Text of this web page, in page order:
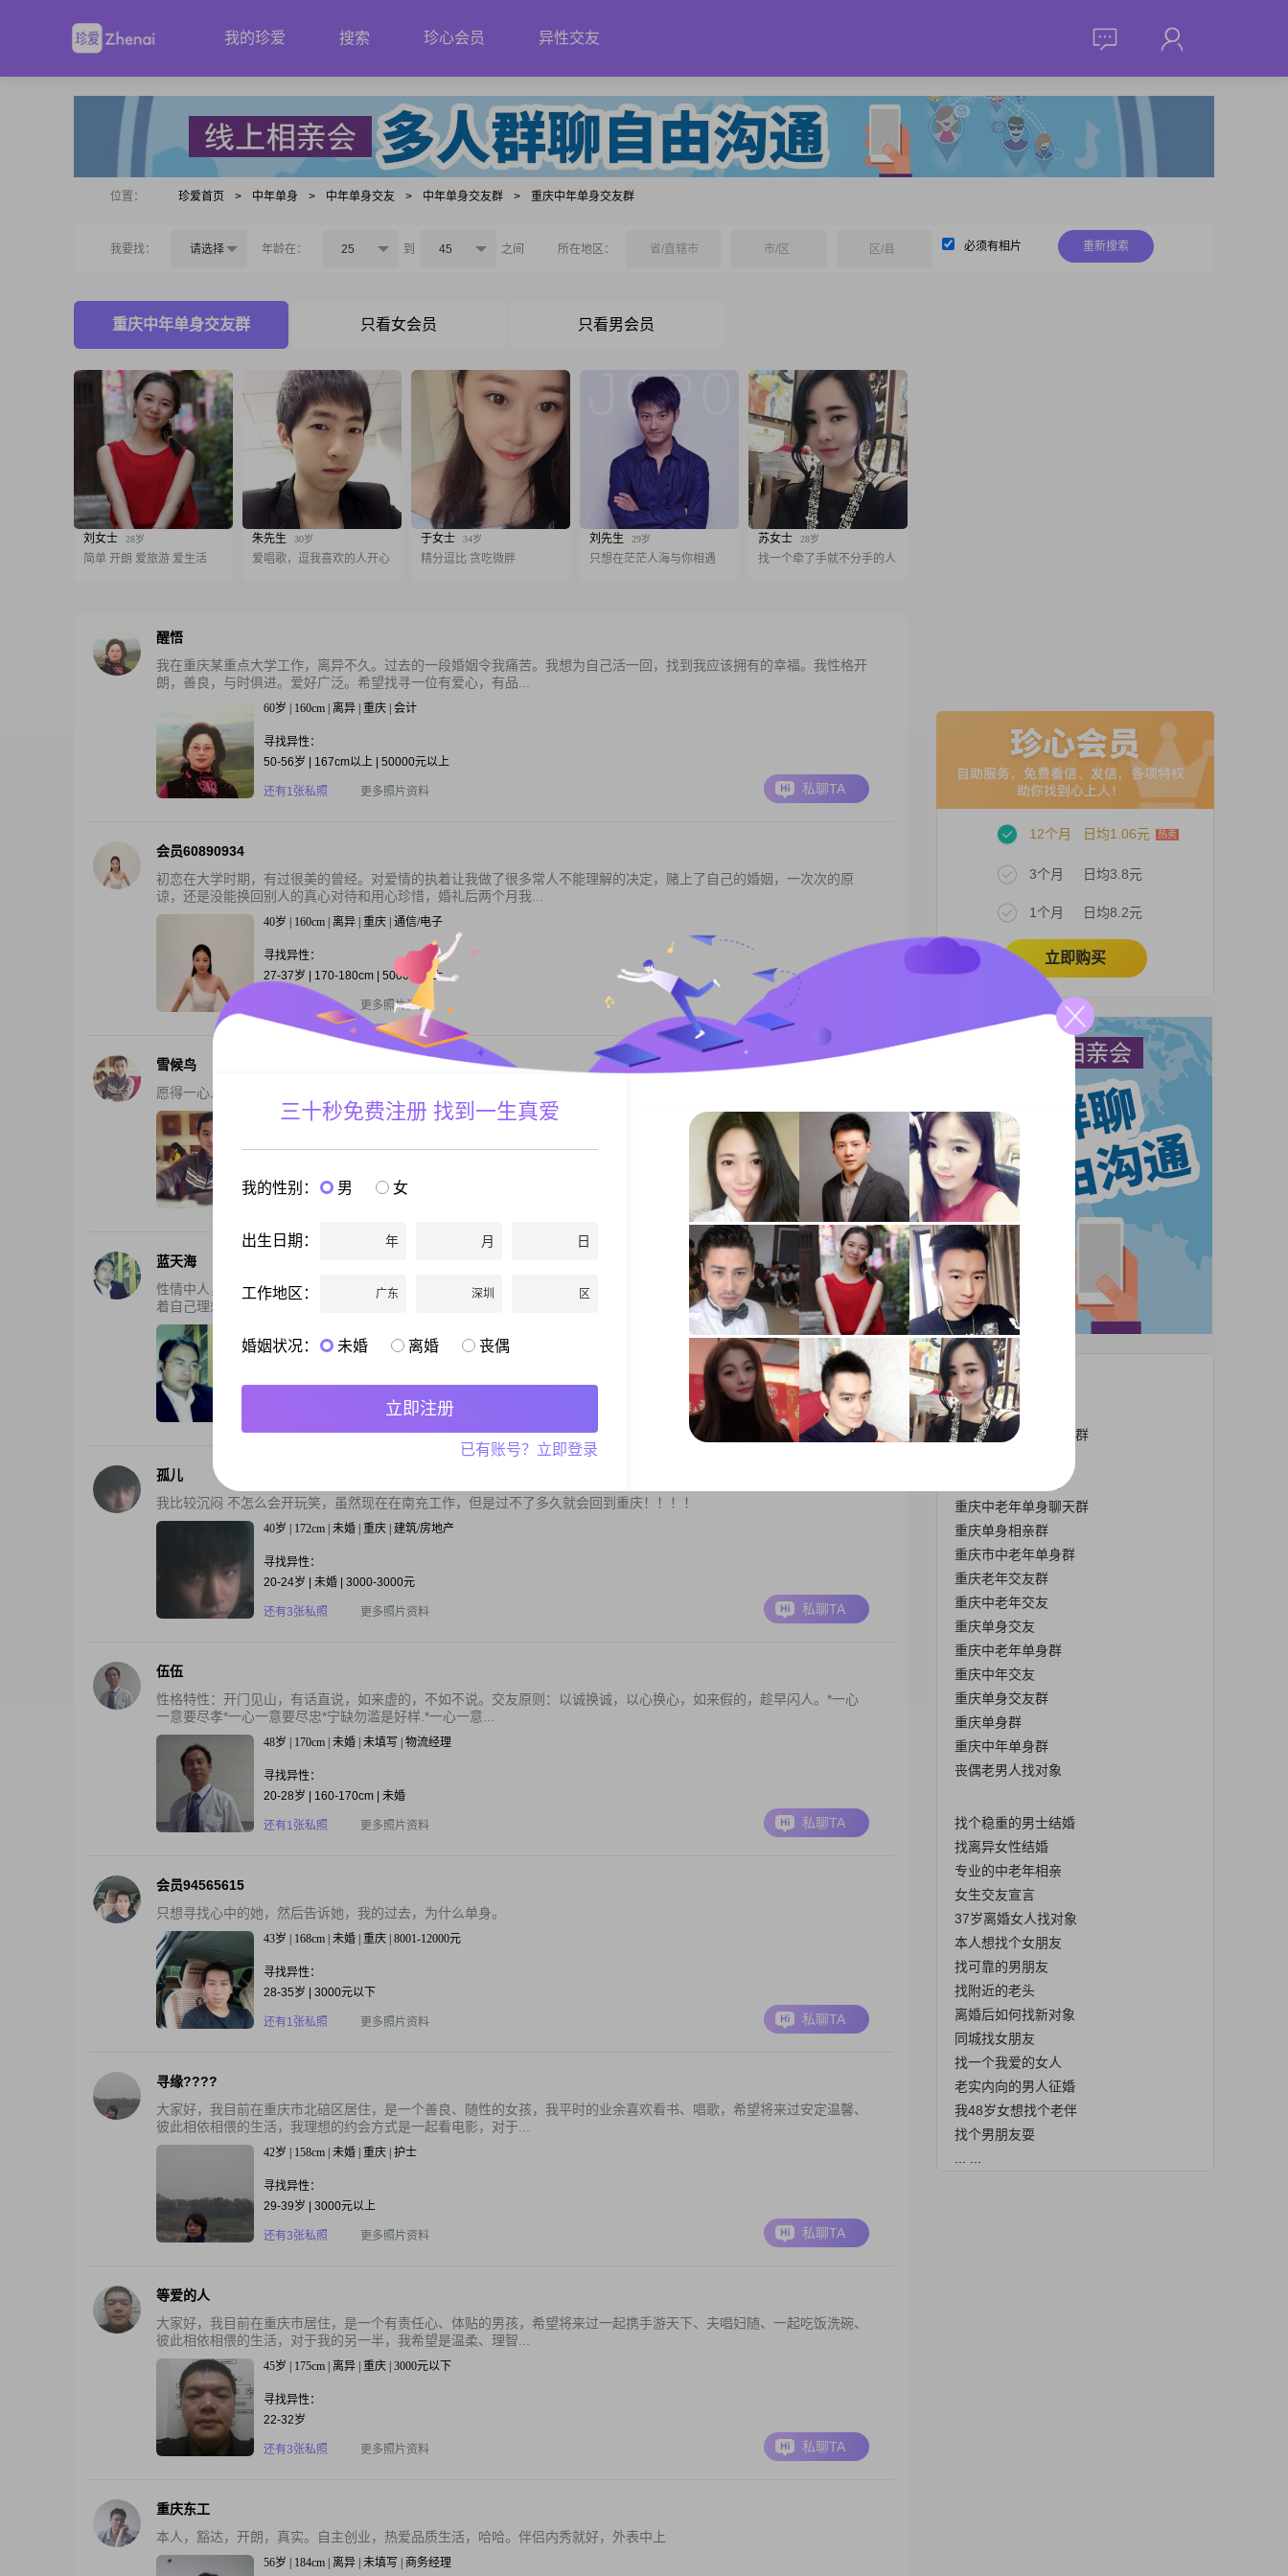
我的珍爱 搜索 珍心会员 异性交友
位置： 珍爱首页 > 中年单身 > 中年单身交友 > 中年单身交友群 > 重庆中年单身交友群
我要找： 请选择 年龄在： 25 到 45 之间 所在地区： 省/直辖市 市/区 区/县 必须有相片 重新搜索
重庆中年单身交友群 只看女会员 只看男会员
刘女士 28岁
简单 开朗 爱旅游 爱生活
朱先生 30岁
爱唱歌，逗我喜欢的人开心
于女士 34岁
精分逗比 贪吃微胖
刘先生 29岁
只想在茫茫人海与你相遇
苏女士 28岁
找一个牵了手就不分手的人
醒悟
我在重庆某重点大学工作，离异不久。过去的一段婚姻令我痛苦。我想为自己活一回，找到我应该拥有的幸福。我性格开
朗，善良，与时俱进。爱好广泛。希望找寻一位有爱心，有品...
60岁 | 160cm | 离异 | 重庆 | 会计
寻找异性：
50-56岁 | 167cm以上 | 50000元以上
还有1张私照 更多照片资料 私聊TA
会员60890934
初恋在大学时期，有过很美的曾经。对爱情的执着让我做了很多常人不能理解的决定，赌上了自己的婚姻，一次次的原
谅，还是没能换回别人的真心对待和用心珍惜，婚礼后两个月我...
40岁 | 160cm | 离异 | 重庆 | 通信/电子
寻找异性：
27-37岁 | 170-180cm | 5000元以上
更多照片资料
雪候鸟
愿得一心人，生死不相离· 最好是重庆本地人，在重庆工作，不喜欢异地恋
40岁 | 174cm | 未婚 | 重庆 | 广告/市场
寻找异性：
私聊TA
蓝天海
性情中人，乐观淡然，梦想努力工作，好好生活；理想爱人，成熟周到，宽容和善，心态平和.希望你是一位健康美丽并有
着自己理想的女孩，年龄26-38岁，身高160CM左...
26-38岁 | 158-174cm | 未婚
更多照片资料 私聊TA
孤儿
我比较沉闷 不怎么会开玩笑，虽然现在在南充工作，但是过不了多久就会回到重庆！！！！
40岁 | 172cm | 未婚 | 重庆 | 建筑/房地产
寻找异性：
20-24岁 | 未婚 | 3000-3000元
还有3张私照 更多照片资料 私聊TA
伍伍
性格特性：开门见山，有话直说，如来虚的，不如不说。交友原则：以诚换诚，以心换心，如来假的，趁早闪人。*一心
一意要尽孝*一心一意要尽忠*宁缺勿滥是好样.*一心一意...
48岁 | 170cm | 未婚 | 未填写 | 物流经理
寻找异性：
20-28岁 | 160-170cm | 未婚
还有1张私照 更多照片资料 私聊TA
会员94565615
只想寻找心中的她，然后告诉她，我的过去，为什么单身。
43岁 | 168cm | 未婚 | 重庆 | 8001-12000元
寻找异性：
28-35岁 | 3000元以下
还有1张私照 更多照片资料 私聊TA
寻缘????
大家好，我目前在重庆市北碚区居住，是一个善良、随性的女孩，我平时的业余喜欢看书、唱歌，希望将来过安定温馨、
彼此相依相偎的生活，我理想的约会方式是一起看电影，对于...
42岁 | 158cm | 未婚 | 重庆 | 护士
寻找异性：
29-39岁 | 3000元以上
还有3张私照 更多照片资料 私聊TA
等爱的人
大家好，我目前在重庆市居住，是一个有责任心、体贴的男孩，希望将来过一起携手游天下、夫唱妇随、一起吃饭洗碗、
彼此相依相偎的生活，对于我的另一半，我希望是温柔、理智...
45岁 | 175cm | 离异 | 重庆 | 3000元以下
寻找异性：
22-32岁
还有3张私照 更多照片资料 私聊TA
重庆东工
本人，豁达，开朗，真实。自主创业，热爱品质生活，哈哈。伴侣内秀就好，外表中上
56岁 | 184cm | 离异 | 未填写 | 商务经理
12个月 日均1.06元
3个月 日均3.8元
1个月 日均8.2元
立即购买
热门栏目
重庆中年交友群
重庆中老年单身相亲群
重庆中老年单身聊天群
重庆单身相亲群
重庆市中老年单身群
重庆老年交友群
重庆中老年交友
重庆单身交友
重庆中老年单身群
重庆中年交友
重庆单身交友群
重庆单身群
重庆中年单身群
丧偶老男人找对象
找个稳重的男士结婚
找离异女性结婚
专业的中老年相亲
女生交友宣言
37岁离婚女人找对象
本人想找个女朋友
找可靠的男朋友
找附近的老头
离婚后如何找新对象
同城找女朋友
找一个我爱的女人
老实内向的男人征婚
我48岁女想找个老伴
找个男朋友耍
三十秒免费注册 找到一生真爱
我的性别： 男 女
出生日期： 年 月 日
工作地区： 广东 深圳 区
婚姻状况： 未婚 离婚 丧偶
立即注册
已有账号？立即登录